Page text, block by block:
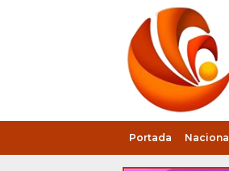
Portada Nacional